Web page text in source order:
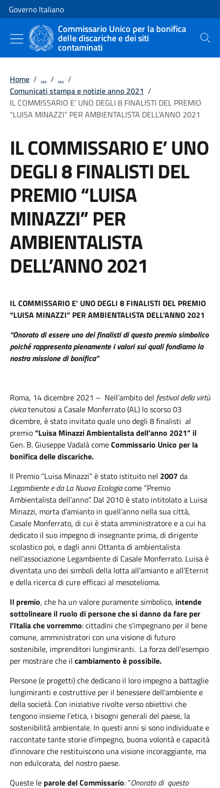
Vai al contenuto
Vai alla navigazione del sito
Governo Italiano
Commissario Unico per la bonifica
delle discariche e dei siti
contaminati Cerca
Home / ... / ... /
Comunicati stampa e notizie anno 2021 /
IL COMMISSARIO E’ UNO DEGLI 8 FINALISTI DEL PREMIO
“LUISA MINAZZI” PER AMBIENTALISTA DELL’ANNO 2021
IL COMMISSARIO E’ UNO
DEGLI 8 FINALISTI DEL
PREMIO “LUISA
MINAZZI” PER
AMBIENTALISTA
DELL’ANNO 2021
IL COMMISSARIO E’ UNO DEGLI 8 FINALISTI DEL PREMIO
“LUISA MINAZZI” PER AMBIENTALISTA DELL’ANNO 2021
“Onorato di essere uno dei finalisti di questo premio simbolico
poiché rappresenta pienamente i valori sui quali fondiamo la
nostra missione di bonifica”
Roma, 14 dicembre 2021 – Nell’ambito del festival della virtù
civicatenutosi a Casale Monferrato (AL) lo scorso 03
dicembre, è stato invitato quale uno degli 8 finalisti al
premio“Luisa Minazzi Ambientalista dell’anno 2021” il
Gen. B. Giuseppe Vadalà comeCommissario Unico per la
bonifica delle discariche.
Il Premio “Luisa Minazzi” è stato istituito nel 2007 da
Legambiente e da La Nuova Ecologiacome “Premio
Ambientalista dell’anno”. Dal 2010 è stato intitolato a Luisa
Minazzi, morta d’amianto in quell’anno nella sua città,
Casale Monferrato, di cui è stata amministratore e a cui ha
dedicato il suo impegno di insegnante prima, di dirigente
scolastico poi, e dagli anni Ottanta di ambientalista
nell’associazione Legambiente di Casale Monferrato. Luisa è
diventata uno dei simboli della lotta all’amianto e all’Eternit
e della ricerca di cure efficaci al mesotelioma.
Il premio, che ha un valore puramente simbolico, intende
sottolineare il ruolo di persone che si danno da fare per
l’Italia che vorremmo: cittadini che s’impegnano per il bene
comune, amministratori con una visione di futuro
sostenibile, imprenditori lungimiranti. La forza dell'esempio
per mostrare che il cambiamento è possibile.
Persone (e progetti) che dedicano il loro impegno a battaglie
lungimiranti e costruttive per il benessere dell'ambiente e
della società. Con iniziative rivolte verso obiettivi che
tengono insieme l’etica, i bisogni generali del paese, la
sostenibilità ambientale. In questi anni si sono individuate e
raccontate tante storie d’impegno, buona volontà e capacità
d’innovare che restituiscono una visione incoraggiante, ma
non edulcorata, del nostro paese.
Queste le parole del Commissario: “Onorato di questo